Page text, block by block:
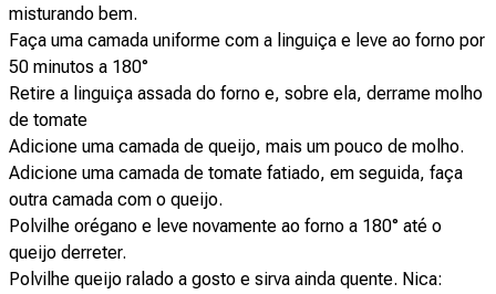
misturando bem.
Faça uma camada uniforme com a linguiça e leve ao forno por
50 minutos a 180°
Retire a linguiça assada do forno e, sobre ela, derrame molho
de tomate
Adicione uma camada de queijo, mais um pouco de molho.
Adicione uma camada de tomate fatiado, em seguida, faça
outra camada com o queijo.
Polvilhe orégano e leve novamente ao forno a 180° até o
queijo derreter.
Polvilhe queijo ralado a gosto e sirva ainda quente. Nica: